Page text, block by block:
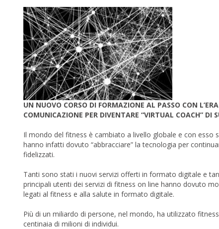
UN NUOVO CORSO DI FORMAZIONE AL PASSO CON
COMUNICAZIONE PER DIVENTARE “VIRTUAL COACH” DI
Il mondo del fitness è cambiato a livello globale e con
hanno infatti dovuto “abbracciare” la tecnologia per
fidelizzati.
Tanti sono stati i nuovi servizi offerti in formato digitale e
principali utenti dei servizi di fitness on line hanno dovuto
legati al fitness e alla salute in formato digitale.
Più di un miliardo di persone, nel mondo, ha utilizzato
centinaia di milioni di individui.